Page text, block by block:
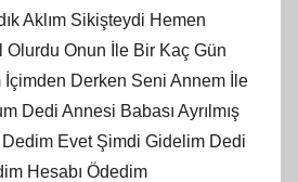
Aklım Sikişteydi Hemen
Olurdu Onun İle Bir Kaç Gün
Derken Seni Annem İle
Dedi Annesi Babası Ayrılmış
Evet Şimdi Gidelim Dedi
Hesabı Ödedim